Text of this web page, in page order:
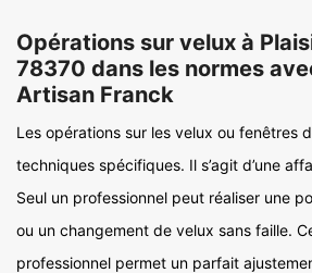
Opérations sur velux à
78370 dans les normes
Artisan Franck
Les opérations sur les velux ou fenêtres
techniques spécifiques. Il s’agit d’une
Seul un professionnel peut réaliser une
ou un changement de velux sans faille.
professionnel permet un parfait